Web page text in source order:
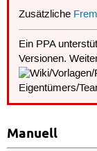
Zusätzliche
Ein PPA
Versionen.
Eigentümers/
Manuell